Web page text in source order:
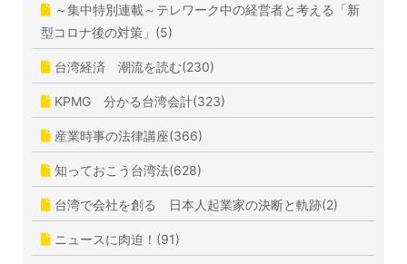
～集中特別連載～テレワーク中の経営者と考える「新
型コロナ後の対策」(5)
台湾経済 潮流を読む(230)
KPMG 分かる台湾会計(323)
産業時事の法律講座(366)
知っておこう台湾法(628)
台湾で会社を創る 日本人起業家の決断と軌跡(2)
ニュースに肉迫！(91)